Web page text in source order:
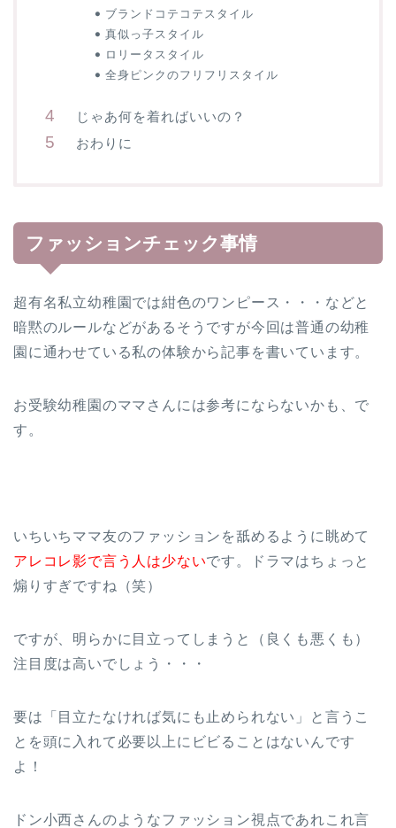
ブランドコテコテスタイル
真似っ子スタイル
ロリータスタイル
全身ピンクのフリフリスタイル
じゃあ何を着ればいいの？
おわりに
ファッションチェック事情
超有名私立幼稚園では紺色のワンピース・・・などと
暗黙のルールなどがあるそうですが今回は普通の幼稚
園に通わせている私の体験から記事を書いています。
お受験幼稚園のママさんには参考にならないかも、で
す。
いちいちママ友のファッションを舐めるように眺めて
アレコレ影で言う人は少ないです。ドラマはちょっと
煽りすぎですね（笑）
ですが、明らかに目立ってしまうと（良くも悪くも）
注目度は高いでしょう・・・
要は「目立たなければ気にも止められない」と言うこ
とを頭に入れて必要以上にビビることはないんです
よ！
ドン小西さんのようなファッション視点であれこれ言